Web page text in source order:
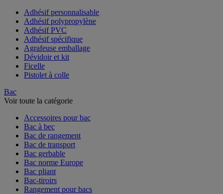
Adhésif personnalisable
Adhésif polypropylène
Adhésif PVC
Adhésif spécifique
Agrafeuse emballage
Dévidoir et kit
Ficelle
Pistolet à colle
Bac
Voir toute la catégorie
Accessoires pour bac
Bac à bec
Bac de rangement
Bac de transport
Bac gerbable
Bac norme Europe
Bac pliant
Bac-tiroirs
Rangement pour bacs